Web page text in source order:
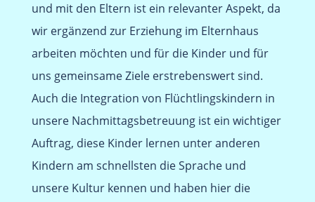
und mit den Eltern ist ein relevanter Aspekt, da
wir ergänzend zur Erziehung im Elternhaus
arbeiten möchten und für die Kinder und für
uns gemeinsame Ziele erstrebenswert sind.
Auch die Integration von Flüchtlingskindern in
unsere Nachmittagsbetreuung ist ein wichtiger
Auftrag, diese Kinder lernen unter anderen
Kindern am schnellsten die Sprache und
unsere Kultur kennen und haben hier die